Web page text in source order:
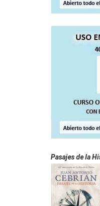
Pasajes de la